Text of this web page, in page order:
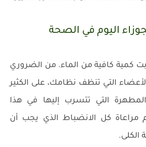
اليوم في الصحة
كمية كافية من الماء. من الضروري
التي تنظف نظامك، على الكثير
التي تتسرب إليها في هذا
مراعاة كل الانضباط الذي يجب أن
الكلى.